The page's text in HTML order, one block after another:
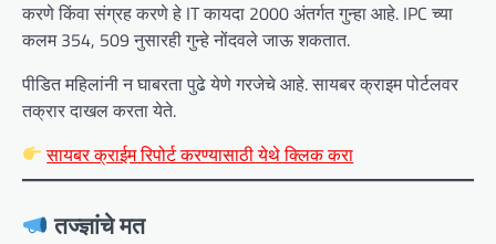
करणे किंवा संग्रह करणे हे IT कायदा 2000 अंतर्गत गुन्हा आहे. IPC च्या
कलम 354, 509 नुसारही गुन्हे नोंदवले जाऊ शकतात.
पीडित महिलांनी न घाबरता पुढे येणे गरजेचे आहे. सायबर क्राइम पोर्टलवर
तक्रार दाखल करता येते.
सायबर क्राईम रिपोर्ट करण्यासाठी येथे क्लिक करा
तज्ज्ञांचे मत